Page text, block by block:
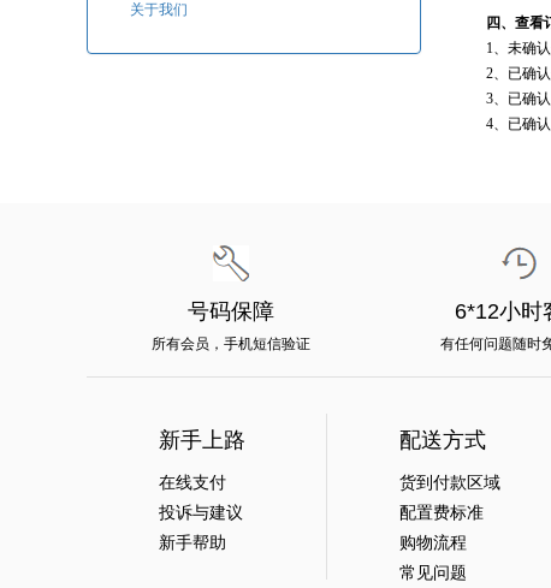
关于我们
四、查看
1、未确认未
2、已确认
3、已确认
4、已确认
号码保障
所有会员，手机短信验证
6*12小时
有任何问题随时
新手上路
在线支付
投诉与建议
新手帮助
配送方式
货到付款区域
配置费标准
购物流程
常见问题